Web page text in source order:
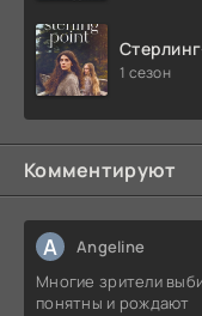
1 сезон
Комментируют
A Angeline
Многие зрители
понятны и рождают